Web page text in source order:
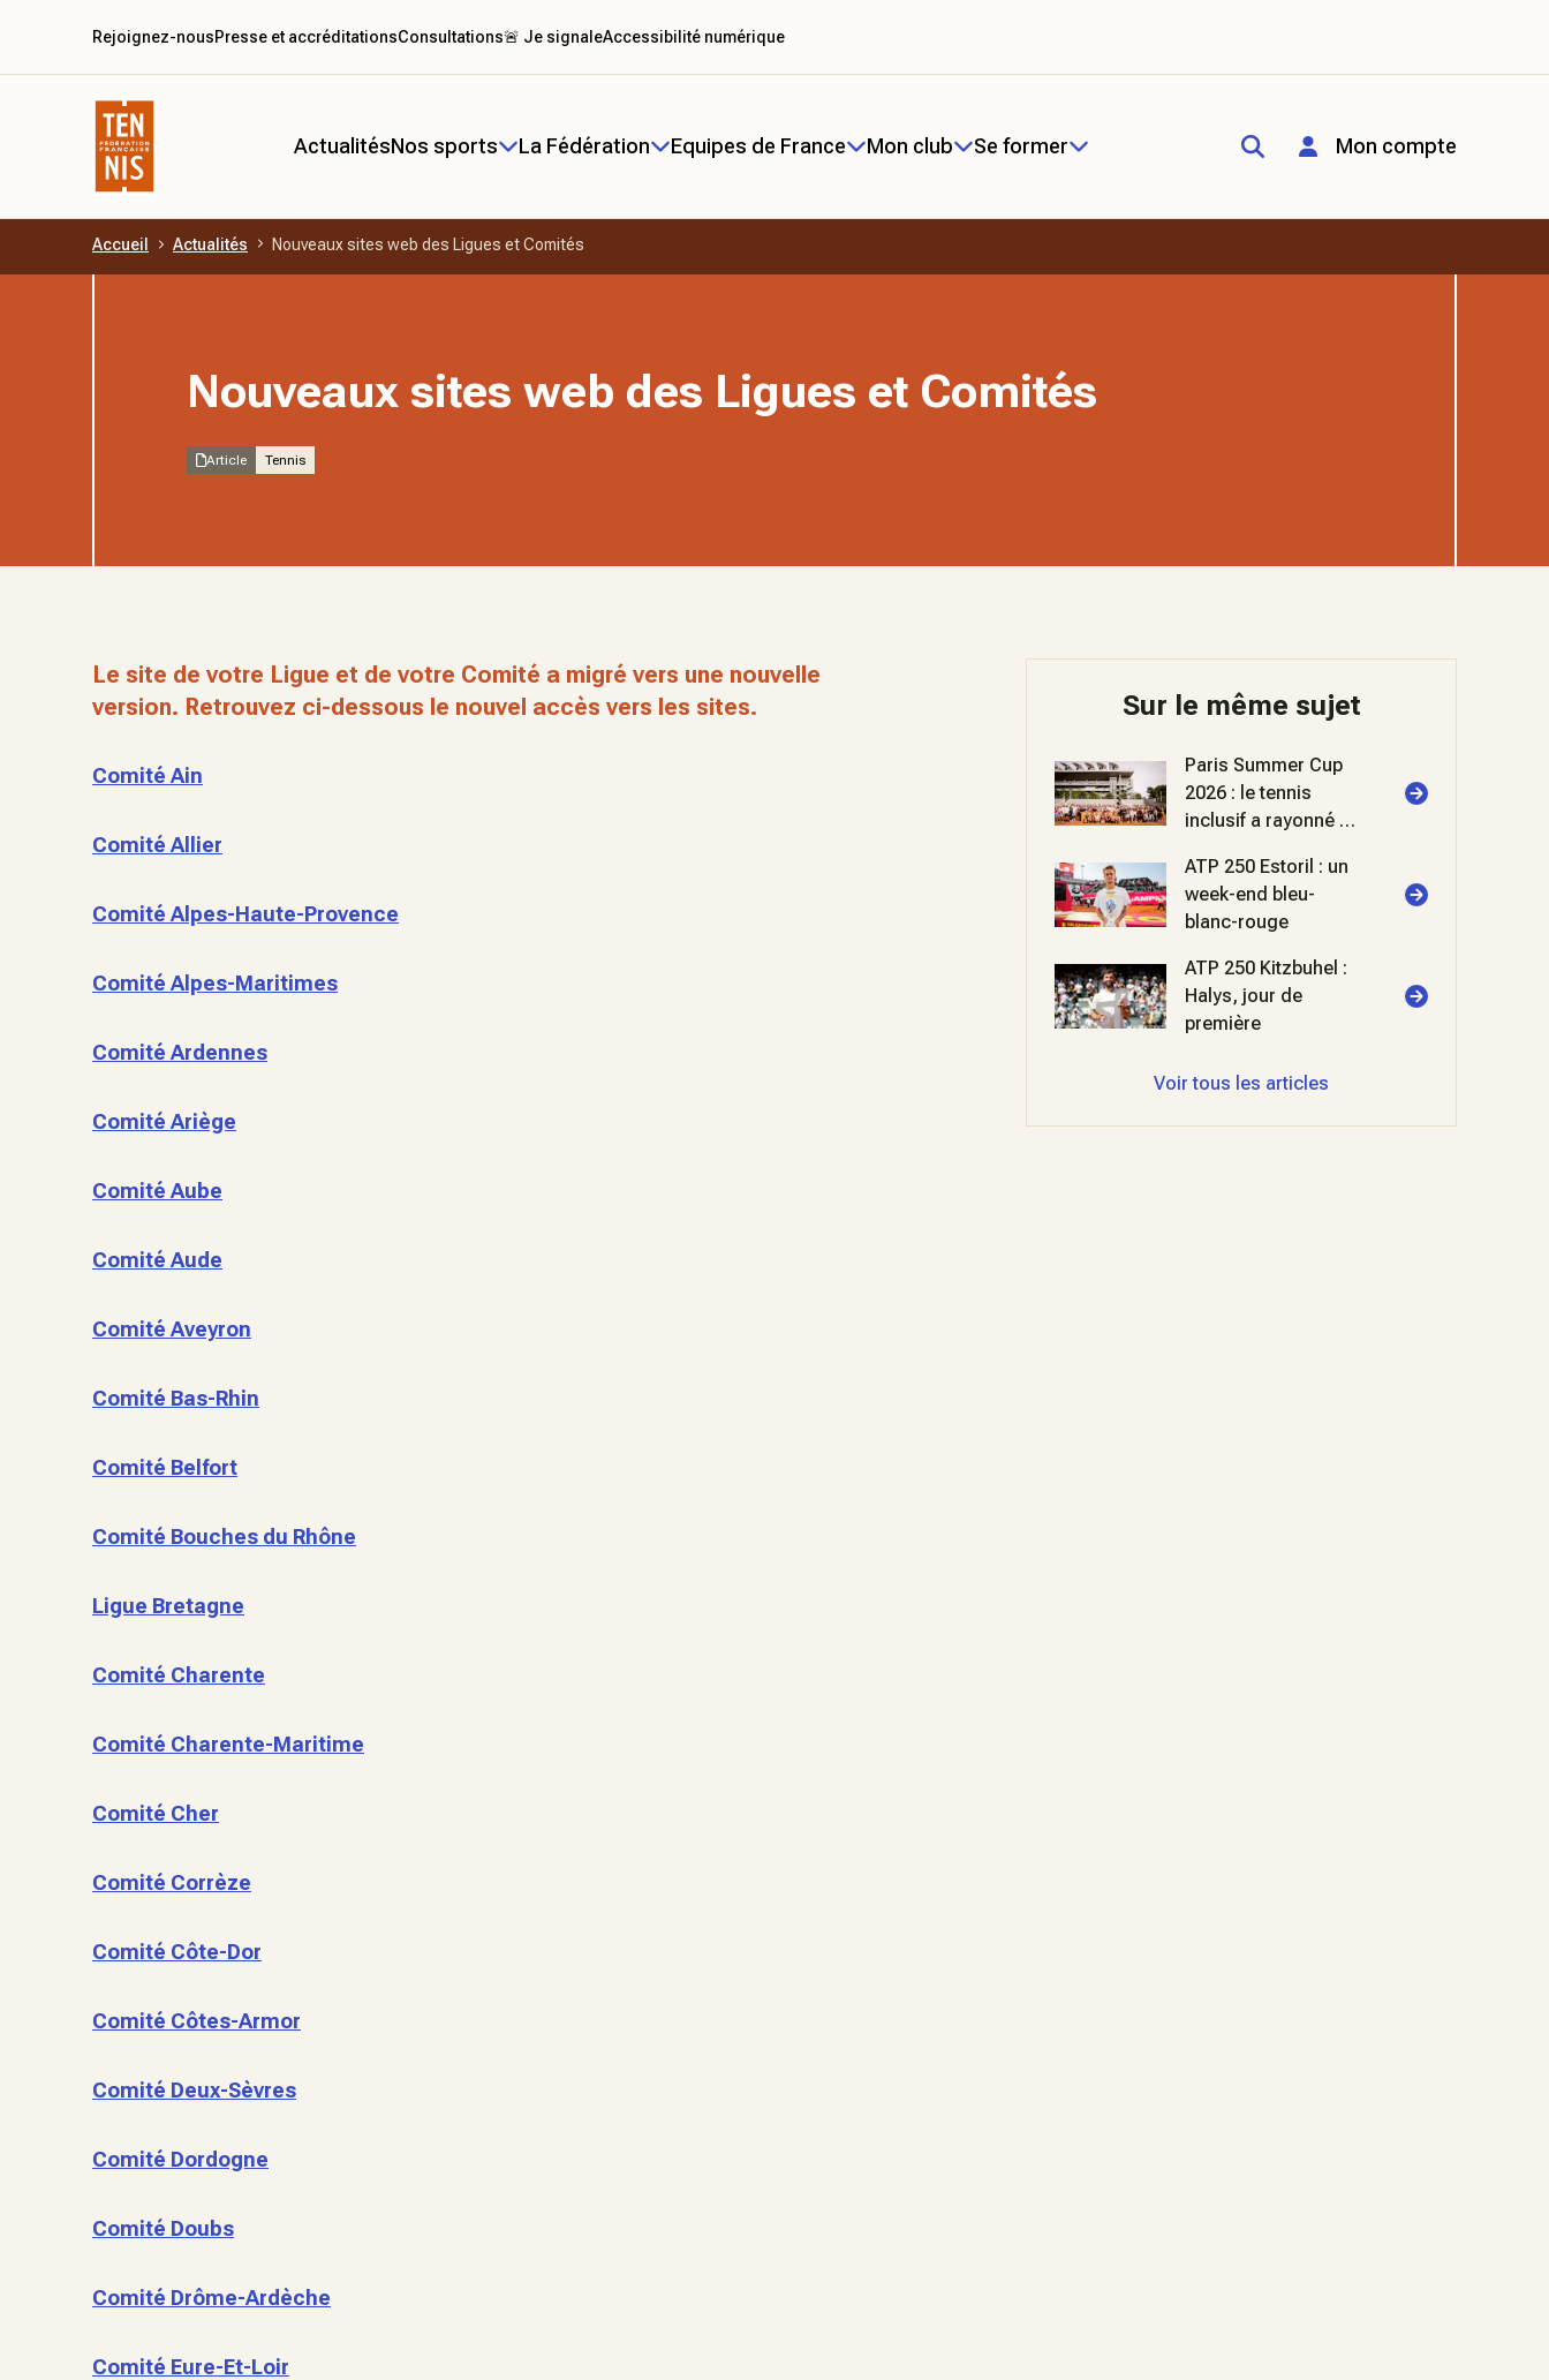
Aller au contenu principal
ActualitésNos sports La Fédération Equipes de France Mon club Se former Mon compte
Rejoignez-nousPresse et accréditationsConsultations🚨 Je signaleAccessibilité numérique
Accueil Actualités Nouveaux sites web des Ligues et Comités
Nouveaux sites web des Ligues et Comités
Article Tennis
Le site de votre Ligue et de votre Comité a migré vers une nouvelle
version. Retrouvez ci-dessous le nouvel accès vers les sites.
Comité Ain
Comité Allier
Comité Alpes-Haute-Provence
Comité Alpes-Maritimes
Comité Ardennes
Comité Ariège
Comité Aube
Comité Aude
Comité Aveyron
Comité Bas-Rhin
Comité Belfort
Comité Bouches du Rhône
Ligue Bretagne
Comité Charente
Comité Charente-Maritime
Comité Cher
Comité Corrèze
Comité Côte-Dor
Comité Côtes-Armor
Comité Deux-Sèvres
Comité Dordogne
Comité Doubs
Comité Drôme-Ardèche
Comité Eure-Et-Loir
Sur le même sujet
Paris Summer Cup
2026 : le tennis
inclusif a rayonné à
ATP 250 Estoril : un
week-end bleu-
blanc-rouge
ATP 250 Kitzbuhel :
Halys, jour de
première
Voir tous les articles